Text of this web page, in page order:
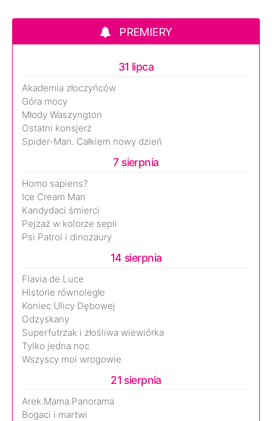
PREMIERY
31 lipca
Akademia złoczyńców
Góra mocy
Młody Waszyngton
Ostatni konsjerż
Spider-Man. Całkiem nowy dzień
7 sierpnia
Homo sapiens?
Ice Cream Man
Kandydaci śmierci
Pejzaż w kolorze sepii
Psi Patrol i dinozaury
14 sierpnia
Flavia de Luce
Historie równoległe
Koniec Ulicy Dębowej
Odzyskany
Superfutrzak i złośliwa wiewiórka
Tylko jedna noc
Wszyscy moi wrogowie
21 sierpnia
Arek.Mama.Panorama
Bogaci i martwi